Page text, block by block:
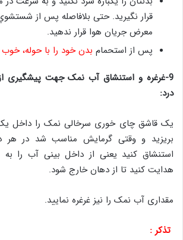
قرار نگیرید. حتی بلافاصله پس از
معرض جريان هوا قرار ندهيد.
پس از استحمام بدن خود را با حوله،
9-غرغره و استنشاق آب نمک جهت پیشگیری
درد:
یک قاشق چای خوری سرخالی نمک را داخل
بریزید و وقتی گرمایش مناسب شد در هر
استنشاق کنید یعنی از داخل بینی آب را
هدایت کنید تا از دهان خارج شود.
مقداری آب نمک را نیز غرغره نمایید.
تذکر :